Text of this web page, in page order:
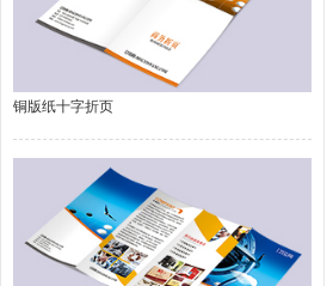
铜版纸十字折页